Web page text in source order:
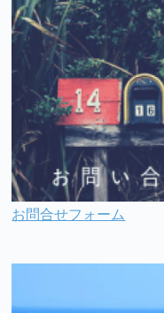
お問合せフォーム